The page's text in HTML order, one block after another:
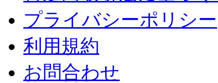
プライバシーポリシー
利用規約
お問合わせ